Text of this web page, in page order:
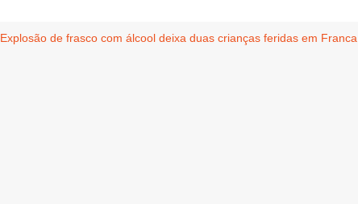
Explosão de frasco com álcool deixa duas crianças feridas em Franca